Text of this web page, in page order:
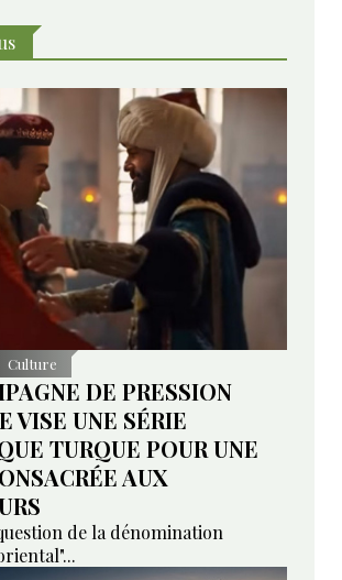
Culture
DE PRESSION
VISE UNE SÉRIE
TURQUE POUR UNE
AUX
de la dénomination